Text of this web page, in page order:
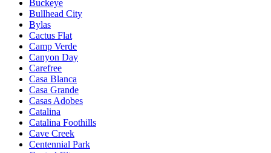
Buckeye
Bullhead City
Bylas
Cactus Flat
Camp Verde
Canyon Day
Carefree
Casa Blanca
Casa Grande
Casas Adobes
Catalina
Catalina Foothills
Cave Creek
Centennial Park